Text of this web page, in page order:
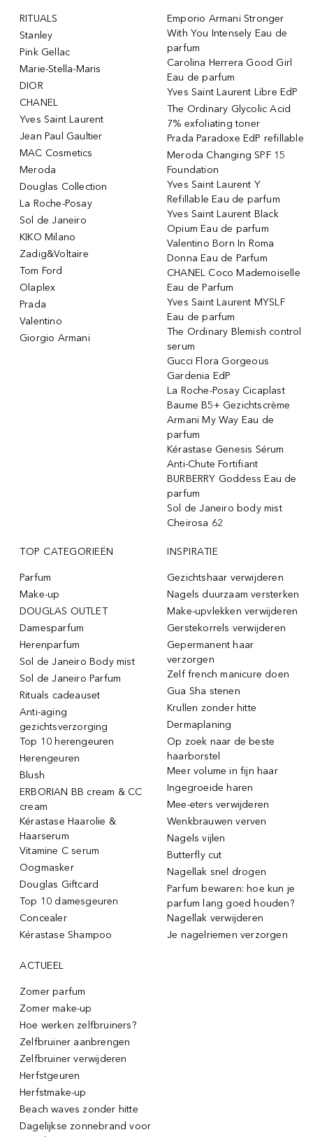
RITUALS
Stanley
Pink Gellac
Marie-Stella-Maris
DIOR
CHANEL
Yves Saint Laurent
Jean Paul Gaultier
MAC Cosmetics
Meroda
Douglas Collection
La Roche-Posay
Sol de Janeiro
KIKO Milano
Zadig&Voltaire
Tom Ford
Olaplex
Prada
Valentino
Giorgio Armani
Emporio Armani Stronger
With You Intensely Eau de
parfum
Carolina Herrera Good Girl
Eau de parfum
Yves Saint Laurent Libre EdP
The Ordinary Glycolic Acid
7% exfoliating toner
Prada Paradoxe EdP refillable
Meroda Changing SPF 15
Foundation
Yves Saint Laurent Y
Refillable Eau de parfum
Yves Saint Laurent Black
Opium Eau de parfum
Valentino Born In Roma
Donna Eau de Parfum
CHANEL Coco Mademoiselle
Eau de Parfum
Yves Saint Laurent MYSLF
Eau de parfum
The Ordinary Blemish control
serum
Gucci Flora Gorgeous
Gardenia EdP
La Roche-Posay Cicaplast
Baume B5+ Gezichtscrème
Armani My Way Eau de
parfum
Kérastase Genesis Sérum
Anti-Chute Fortifiant
BURBERRY Goddess Eau de
parfum
Sol de Janeiro body mist
Cheirosa 62
TOP CATEGORIEËN
Parfum
Make-up
DOUGLAS OUTLET
Damesparfum
Herenparfum
Sol de Janeiro Body mist
Sol de Janeiro Parfum
Rituals cadeauset
Anti-aging
gezichtsverzorging
Top 10 herengeuren
Herengeuren
Blush
ERBORIAN BB cream & CC
cream
Kérastase Haarolie &
Haarserum
Vitamine C serum
Oogmasker
Douglas Giftcard
Top 10 damesgeuren
Concealer
Kérastase Shampoo
INSPIRATIE
Gezichtshaar verwijderen
Nagels duurzaam versterken
Make-upvlekken verwijderen
Gerstekorrels verwijderen
Gepermanent haar
verzorgen
Zelf french manicure doen
Gua Sha stenen
Krullen zonder hitte
Dermaplaning
Op zoek naar de beste
haarborstel
Meer volume in fijn haar
Ingegroeide haren
Mee-eters verwijderen
Wenkbrauwen verven
Nagels vijlen
Butterfly cut
Nagellak snel drogen
Parfum bewaren: hoe kun je
parfum lang goed houden?
Nagellak verwijderen
Je nagelriemen verzorgen
ACTUEEL
Zomer parfum
Zomer make-up
Hoe werken zelfbruiners?
Zelfbruiner aanbrengen
Zelfbruiner verwijderen
Herfstgeuren
Herfstmake-up
Beach waves zonder hitte
Dagelijkse zonnebrand voor